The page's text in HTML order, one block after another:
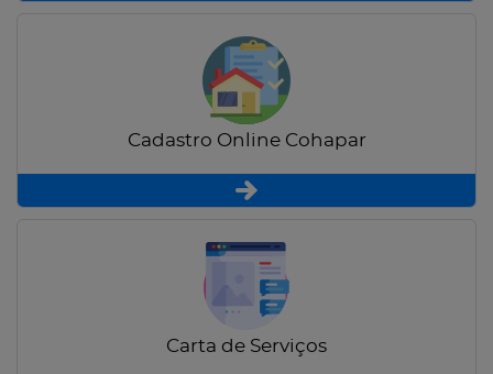
Cadastro Online Cohapar
Carta de Serviços